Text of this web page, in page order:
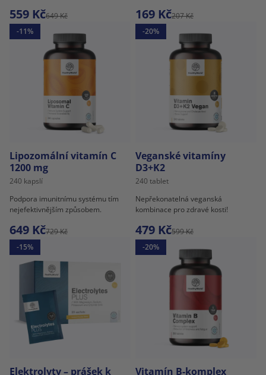
559 Kč649 Kč 169 Kč207 Kč
-11%
Lipozomální vitamín C
1200 mg
240 kapslí
Podpora imunitnímu systému tím
nejefektivnějším způsobem.
649 Kč729 Kč
-20%
Veganské vitamíny
D3+K2
240 tablet
Nepřekonatelná veganská
kombinace pro zdravé kosti!
479 Kč599 Kč
-15%
Elektrolyty – prášek k
-20%
Vitamín B-komplex